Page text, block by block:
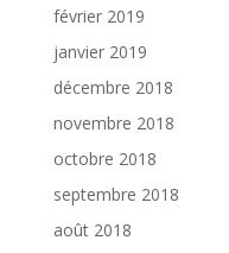
février 2019
janvier 2019
décembre 2018
novembre 2018
octobre 2018
septembre 2018
août 2018